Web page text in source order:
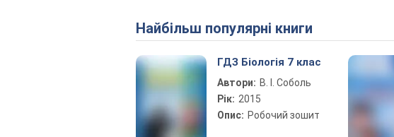
Найбільш популярні книги
ГДЗ Біологія 7 клас
Автори: В. І. Соболь
Рік: 2015
Опис: Робочий зошит